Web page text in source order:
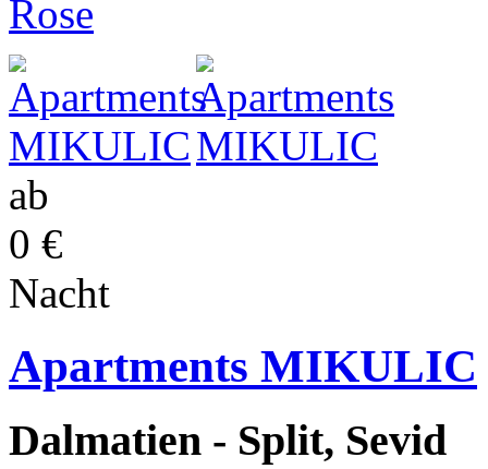
ab
0 €
Nacht
Apartments MIKULIC
Dalmatien - Split, Sevid